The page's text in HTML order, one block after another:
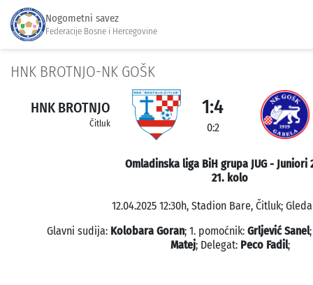
Nogometni savez
Federacije Bosne i Hercegovine
HNK BROTNJO-NK GOŠK
HNK BROTNJO
Čitluk
1:4
0:2
Omladinska liga BiH grupa JUG - Juniori
21. kolo
12.04.2025 12:30h, Stadion Bare, Čitluk;
Glavni sudija: Kolobara Goran; 1. pomoćnik: Grljević Sanel
Matej; Delegat: Peco Fadil;